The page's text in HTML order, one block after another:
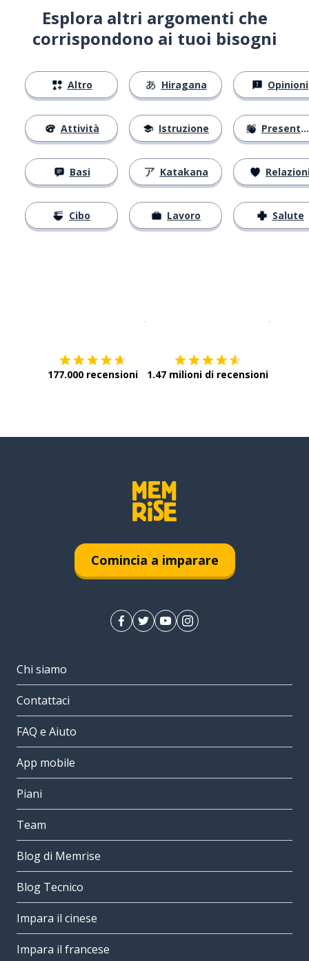
Esplora altri argomenti che
corrispondono ai tuoi bisogni
Altro
Attività
Basi
Cibo
Hiragana
Istruzione
Katakana
Lavoro
Opinioni
Presentarsi
Salute
177.000 recensioni 1.47 milioni di recensioni
Comincia a imparare
Chi siamo
Contattaci
FAQ e Aiuto
App mobile
Piani
Team
Blog di Memrise
Blog Tecnico
Impara il cinese
Impara il francese